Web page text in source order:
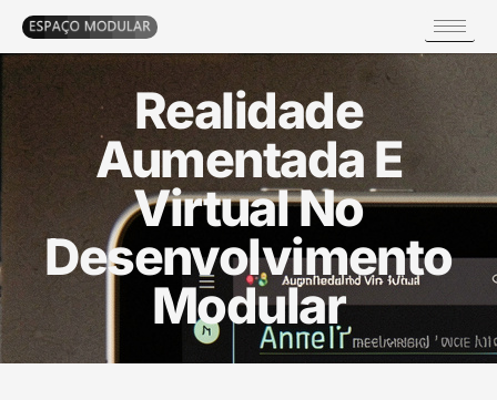
Realidade
Aumentada E
Virtual No
Desenvolvimento
Modular